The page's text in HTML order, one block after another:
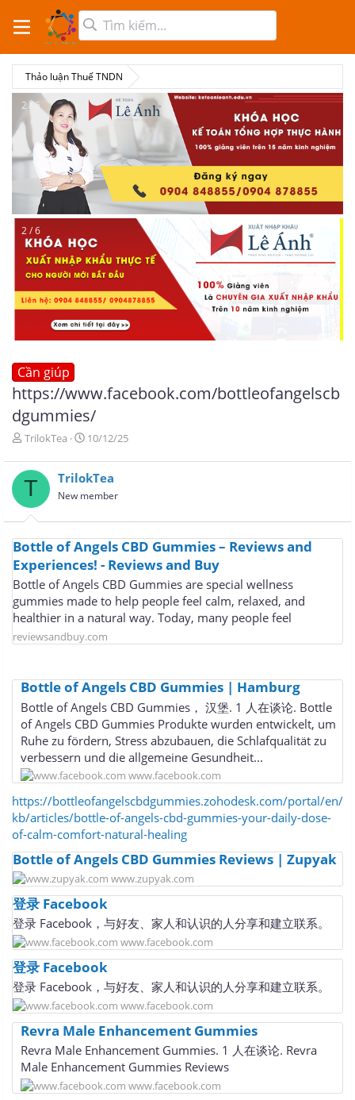
Thảo luận Thuế TNDN
2 / 6
2 / 6
Cần giúp
https://www.facebook.com/bottleofangelscb
dgummies/
T
r
e
d
s
t
a
r
t
r
TrilokTea
N
à
y
g
i
10/12/25
T TrilokTea
New member
Bottle of Angels CBD Gummies – Reviews and
Experiences! - Reviews and Buy
Bottle of Angels CBD Gummies are special wellness
gummies made to help people feel calm, relaxed, and
healthier in a natural way. Today, many people feel
reviewsandbuy.com
Bottle of Angels CBD Gummies | Hamburg
Bottle of Angels CBD Gummies， 汉堡. 1 人在谈论. Bottle
of Angels CBD Gummies Produkte wurden entwickelt, um
Ruhe zu fördern, Stress abzubauen, die Schlafqualität zu
verbessern und die allgemeine Gesundheit...
www.facebook.com
https://bottleofangelscbdgummies.zohodesk.com/portal/en/
kb/articles/bottle-of-angels-cbd-gummies-your-daily-dose-
of-calm-comfort-natural-healing
Bottle of Angels CBD Gummies Reviews | Zupyak
www.zupyak.com
登录 Facebook
登录 Facebook，与好友、家人和认识的人分享和建立联系。
www.facebook.com
登录 Facebook
登录 Facebook，与好友、家人和认识的人分享和建立联系。
www.facebook.com
Revra Male Enhancement Gummies
Revra Male Enhancement Gummies. 1 人在谈论. Revra
Male Enhancement Gummies Reviews
www.facebook.com